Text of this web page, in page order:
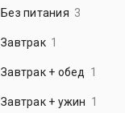
Без питания 3
Завтрак 1
Завтрак + обед 1
Завтрак + ужин 1